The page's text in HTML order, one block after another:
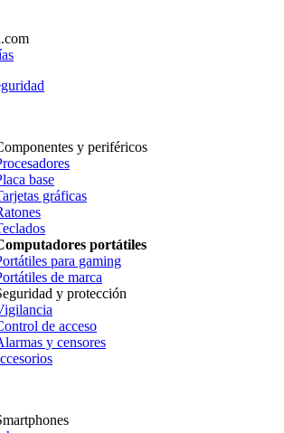
y periféricos
base
gráficas
portátiles
para gaming
de marca
y protección
de acceso
y censores